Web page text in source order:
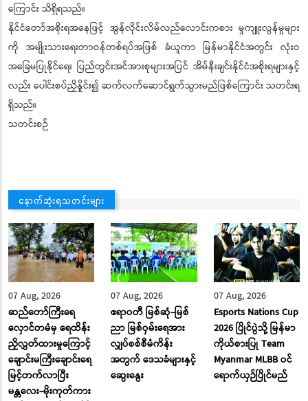
ကြောင်း သိရှိရသည်။
နိုင်ငံတော်အစိုးရအနေဖြင့် အွန်လိုင်းလိမ်လည်လောင်းကစား မှုကျူးလွန်မှုများ
ကို အမျိုးသားရေးတာဝန်တစ်ရပ်အဖြစ် ခံယူကာ မြန်မာနိုင်ငံအတွင်း လုံးဝ
အခြေမပြုနိုင်ရေး ပြည်တွင်းအင်အားစုများအပြင် အိမ်နီးချင်းနိုင်ငံအစိုးရများနှင့်
လည်း ပေါင်းစပ်ညှိနှိုင်း၍ ဆက်လက်ဆောင်ရွက်သွားမည်ဖြစ်ကြောင်း သတင်းရ
ရှိသည်။
သတင်းစဉ်
နောက်ဆုံးရသတင်းများ
07 Aug, 2026
ဆည်တော်ကြီးရေ
လှောင်တမံမှ ရေထိန်း
ညှိလွှတ်ထားမှုကြောင့်
ချောင်းမကြီးချောင်းရေ
မြင့်တက်လာပြီး
မန္တလေး-မိုးကုတ်ကား
07 Aug, 2026
ဧရာဝတီ မြစ်ဆုံ-မြစ်
ညာ မြစ်ဝှမ်းရေအား
လျှပ်စစ်စီမံကိန်း
အတွက် ဒေသခံများနှင့်
ဆွေးနွေး
07 Aug, 2026
Esports Nations Cup
2026 ပြိုင်ပွဲသို့ မြန်မာ
ကိုယ်စားပြု Team
Myanmar MLBB ဝင်
ရောက်ယှဉ်ပြိုင်မည်